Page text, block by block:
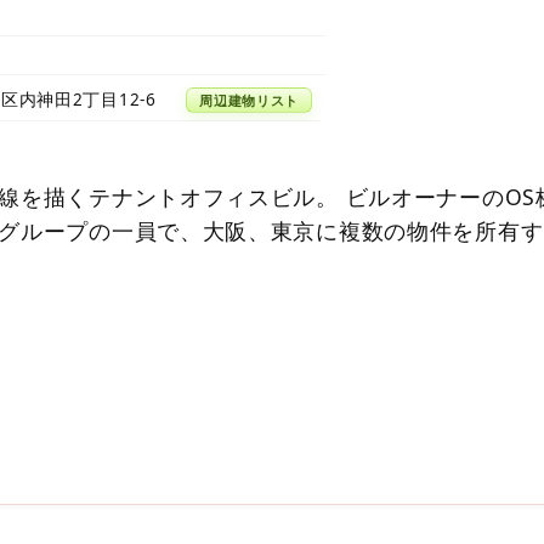
内神田2丁目12-6 周辺建物リスト
を描くテナントオフィスビル。 ビルオーナーのOS
ループの一員で、大阪、東京に複数の物件を所有す